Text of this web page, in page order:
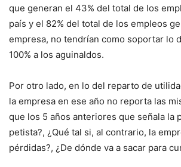
que generan el 43% del total de los
país y el 82% del total de los empleos
empresa, no tendrían como soportar lo
100% a los aguinaldos.
Por otro lado, en lo del reparto de
la empresa en ese año no reporta las
que los 5 años anteriores que señala la
petista?, ¿Qué tal si, al contrario, la
pérdidas?, ¿De dónde va a sacar para